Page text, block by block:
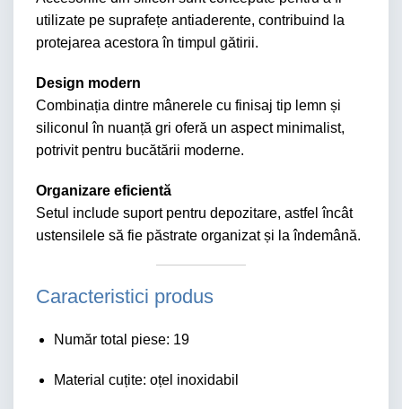
utilizate pe suprafețe antiaderente, contribuind la
protejarea acestora în timpul gătirii.
Design modern
Combinația dintre mânerele cu finisaj tip lemn și
siliconul în nuanță gri oferă un aspect minimalist,
potrivit pentru bucătării moderne.
Organizare eficientă
Setul include suport pentru depozitare, astfel încât
ustensilele să fie păstrate organizat și la îndemână.
Caracteristici produs
Număr total piese: 19
Material cuțite: oțel inoxidabil